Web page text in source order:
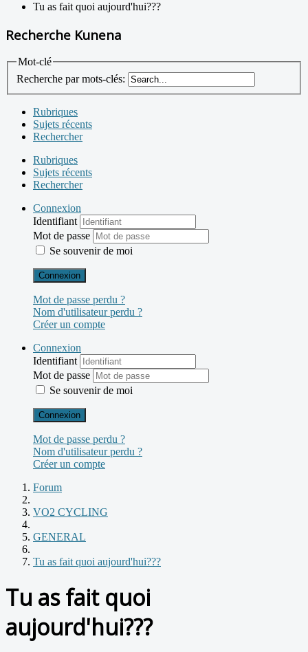
Tu as fait quoi aujourd'hui???
Recherche Kunena
Mot-clé
Recherche par mots-clés:
Rubriques
Sujets récents
Rechercher
Rubriques
Sujets récents
Rechercher
Connexion
Identifiant
Mot de passe
Se souvenir de moi
Connexion
Mot de passe perdu ?
Nom d'utilisateur perdu ?
Créer un compte
Connexion
Identifiant
Mot de passe
Se souvenir de moi
Connexion
Mot de passe perdu ?
Nom d'utilisateur perdu ?
Créer un compte
Forum
VO2 CYCLING
GENERAL
Tu as fait quoi aujourd'hui???
Tu as fait quoi
aujourd'hui???